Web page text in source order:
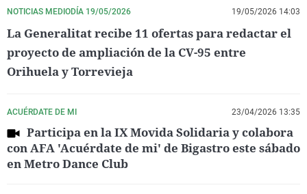
NOTICIAS MEDIODÍA 19/05/2026 19/05/2026 14:03
La Generalitat recibe 11 ofertas para redactar el
proyecto de ampliación de la CV-95 entre
Orihuela y Torrevieja
ACUÉRDATE DE MI 23/04/2026 13:35
Participa en la IX Movida Solidaria y colabora
con AFA 'Acuérdate de mi' de Bigastro este sábado
en Metro Dance Club